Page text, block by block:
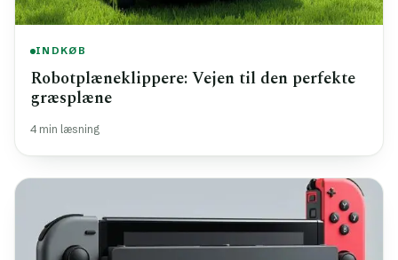
INDKØB
Robotplæneklippere: Vejen til den perfekte
græsplæne
4 min læsning